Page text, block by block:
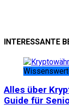
INTERESSANTE
Alles über
Guide für